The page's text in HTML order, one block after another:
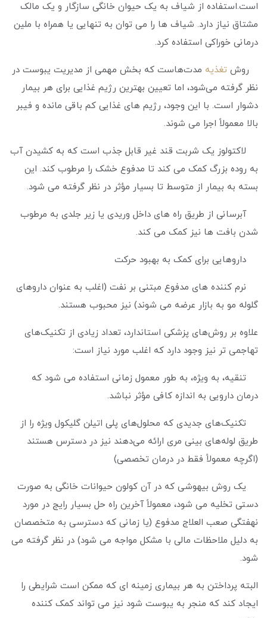
است.استفاده از شیاف به یک حیوان خانگی سازگار و یک مالک
مشتاق نیاز دارد. شیاف ها را می توان به تنهایی یا همراه با ملین
درمانی خوراکی استفاده کرد.
روش تغذیه مدت‌هاست که بخش مهمی از مدیریت یبوست در
نظر گرفته می‌شود، اما تعیین بهترین رژیم غذایی برای هر بیمار
دشوار است. با این وجود، رژیم های غذایی کم باقی مانده و فیبر
بالا معمولاً اجرا می شوند.
لاکتولوز یک شربت قند غیر قابل جذب است که به کشیدن آب
به روده بزرگ کمک می کند تا مدفوع خشک را مرطوب کند. این
بسته به بیمار از متوسط تا بسیار مؤثر در نظر گرفته می شود.
آبرسانی از طریق راه های داخل وریدی یا زیر جلدی به مرطوب
شدن بافت ها نیز کمک می کند.
داروهایی برای کمک به بهبود حرکت
نرم کننده های مدفوع مبتنی بر نفت (اغلب به عنوان داروهای
گلوله مو به بازار عرضه می شوند) نیز محبوب هستند.
علاوه بر روش‌های پزشکی استاندارد، تعداد زیادی از تکنیک‌های
تهاجمی تر نیز وجود دارد که اغلب مورد نیاز است:
تنقیه، به ویژه، به طور معمول زمانی استفاده می شود که
درمان دارویی به اندازه کافی مؤثر نباشد.
تکنیک‌های جدیدی که محلول‌های پلی اتیلن گلیکول ویژه را از
طریق لوله‌های بینی مری ارائه می‌دهند نیز در دسترس هستند
(اگرچه معمولاً فقط در درمان تخصصی)
یک روش بیهوشی که در آن کولون حیوانات خانگی به صورت
دستی تخلیه می شود، معمولاً آخرین راه حل بسیار رایج در مورد
نهفتگی صعب العلاج مدفوع (یا زمانی که دسترسی به متخصصان
به دلیل ملاحظات مالی با مشکل مواجه می شود) در نظر گرفته می
شود.
البته پرداختن به هر بیماری زمینه ای که ممکن است شرایطی را
ایجاد کند که منجر به یبوست شود نیز می تواند کمک کننده